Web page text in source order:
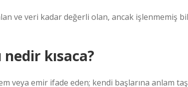
ve veri kadar değerli olan, ancak işlenmemiş
kısaca?
veya emir ifade eden; kendi başlarına anlam